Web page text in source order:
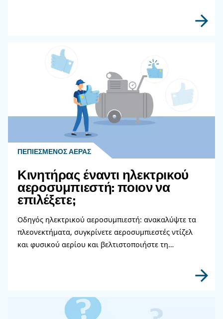
Η επιλογή του σωστού προμηθευτή πεπιεσμένου
διασφαλίζει ότι εξοικονομείτε χρήματα και
εργάζεστε ελεύθερα χωρίς να ανησυχείτε για
αεροσυμπιεστές σας. Οι ειδικοί του Ceccato είναι
εξειδικευμένοι. Μπορούν να αναλύσουν και να
την εγκατάσταση πεπιεσμένου αέρα για να
απαιτήσεις σας σε αέρα, καθώς και τυχόν
εξοικονόμησης και απόδοσης.
Μάθετε περισσότερα από τους ειδικούς μας!